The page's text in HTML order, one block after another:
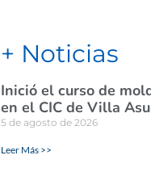
+ Noticias
Inició el curso de
en el CIC de Villa
5 de agosto de 2026
Leer Más >>